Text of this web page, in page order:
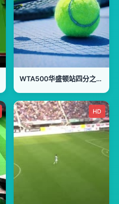
WTA500华盛顿站四分之一决赛：伊埃拉VS斯维托丽娜
HD